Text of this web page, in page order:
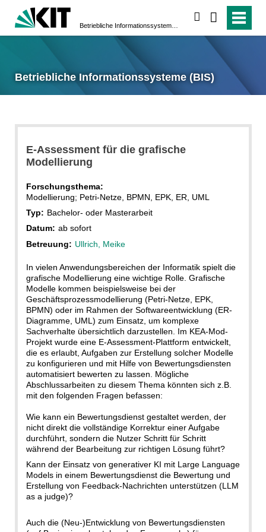
Betriebliche Informationssysteme (BIS)
E-Assessment für die grafische
Modellierung
Forschungsthema:
Modellierung; Petri-Netze, BPMN, EPK, ER, UML
Typ: Bachelor- oder Masterarbeit
Datum: ab sofort
Betreuung: Ullrich, Meike
In vielen Anwendungsbereichen der Informatik spielt die
grafische Modellierung eine wichtige Rolle. Grafische
Modelle kommen beispielsweise bei der
Geschäftsprozessmodellierung (Petri-Netze, EPK,
BPMN) oder im Rahmen der Softwareentwicklung (ER-
Diagramme, UML) zum Einsatz, um komplexe
Sachverhalte übersichtlich darzustellen. Im KEA-Mod-
Projekt wurde eine E-Assessment-Plattform entwickelt,
die es erlaubt, Aufgaben zur Erstellung solcher Modelle
zu konfigurieren und mit Hilfe von Bewertungsdiensten
automatisiert bewerten zu lassen. Mögliche
Abschlussarbeiten zu diesem Thema könnten sich z.B.
mit den folgenden Fragen befassen:
Wie kann ein Bewertungsdienst gestaltet werden, der
nicht direkt die vollständige Korrektur einer Aufgabe
durchführt, sondern die Nutzer Schritt für Schritt
während der Bearbeitung zur richtigen Lösung führt?
Kann der Einsatz von generativer KI mit Large Language
Models in einem Bewertungsdienst die Bewertung und
Erstellung von Feedback-Nachrichten unterstützen (LLM
as a judge)?
Auch die (Neu-)Entwicklung von Bewertungsdiensten